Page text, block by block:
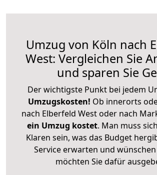
Umzug von Köln nach
West: Vergleichen Sie
und sparen Sie
Der wichtigste Punkt bei jedem
Umzugskosten! Ob innerorts
nach Elberfeld West oder nach
ein Umzug kostet. Man muss
Klaren sein, was das Budget
Service erwarten und wünschen
möchten Sie dafür